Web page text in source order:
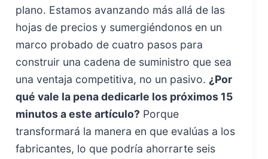
plano. Estamos avanzando más allá de las
hojas de precios y sumergiéndonos en un
marco probado de cuatro pasos para
construir una cadena de suministro que sea
una ventaja competitiva, no un pasivo. ¿Por
qué vale la pena dedicarle los próximos 15
minutos a este artículo? Porque
transformará la manera en que evalúas a los
fabricantes, lo que podría ahorrarte seis